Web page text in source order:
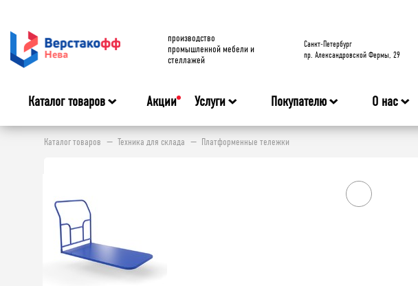
производство
промышленной мебели и
стеллажей
Cанкт-Петербург
пр. Александровской Фермы, 29
Каталог товаров Акции Услуги Покупателю О нас
Каталог товаров Техника для склада Платформенные тележки